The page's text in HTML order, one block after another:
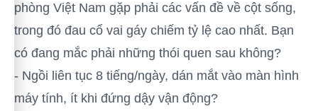
phòng Việt Nam gặp phải các vấn đề về cột sống,
trong đó đau cổ vai gáy chiếm tỷ lệ cao nhất. Bạn
có đang mắc phải những thói quen sau không?
- Ngồi liên tục 8 tiếng/ngày, dán mắt vào màn hình
máy tính, ít khi đứng dậy vận động?